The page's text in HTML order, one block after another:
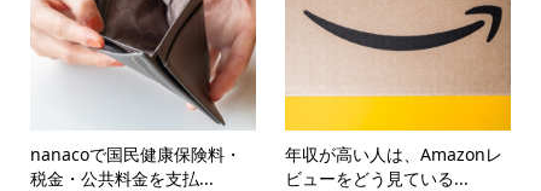
nanacoで国民健康保険料・
税金・公共料金を支払...
年収が高い人は、Amazonレ
ビューをどう見ている...